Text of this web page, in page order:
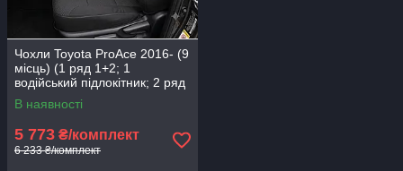
Чохли Toyota ProAce 2016- (9
місць) (1 ряд 1+2; 1
водійський підлокітник; 2 ряд
потрійне сидіння задня
спинка
В наявності
5 773 ₴/комплект
6 233 ₴/комплект